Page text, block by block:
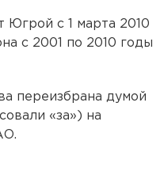
Югрой с 1 марта 2010
с 2001 по 2010 годы
переизбрана думой
«за») на